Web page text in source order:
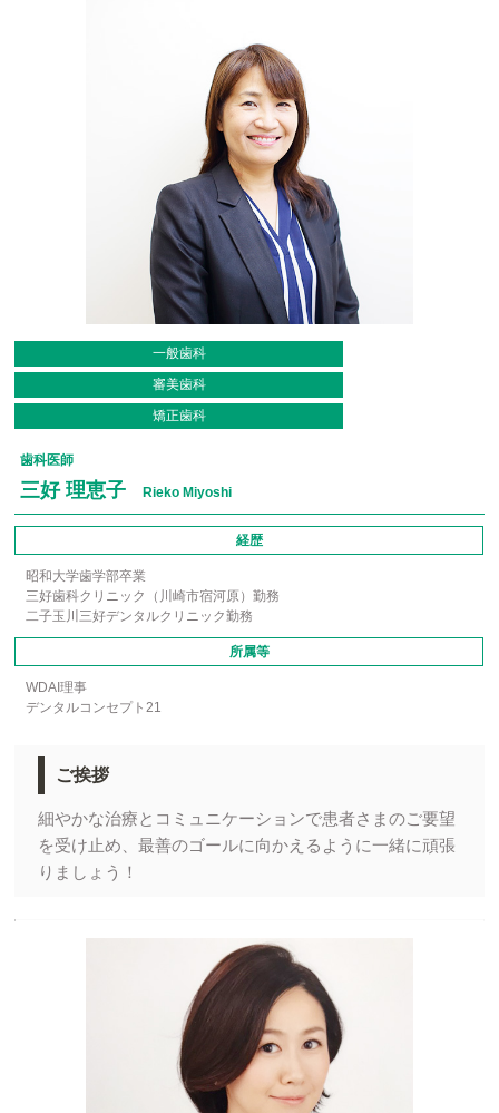
一般歯科
審美歯科
矯正歯科
歯科医師
三好 理恵子 Rieko Miyoshi
経歴
昭和大学歯学部卒業
三好歯科クリニック（川崎市宿河原）勤務
二子玉川三好デンタルクリニック勤務
所属等
WDAI理事
デンタルコンセプト21
ご挨拶
細やかな治療とコミュニケーションで患者さまのご要望
を受け止め、最善のゴールに向かえるように一緒に頑張
りましょう！